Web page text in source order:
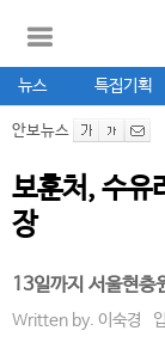
뉴스 특집기획
안보뉴스
보훈처, 수유
장
13일까지 서울현
Written by. 이숙경